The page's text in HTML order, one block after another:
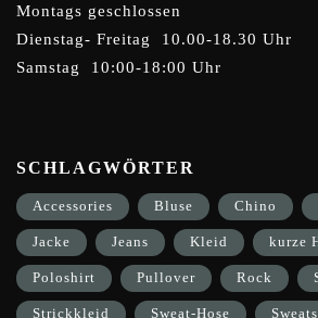
Montags geschlossen
Dienstag- Freitag 10.00-18.30 Uhr
Samstag 10:00-18:00 Uhr
SCHLAGWÖRTER
Accessories Bluse Chino
Jacke Jeans Kleid kurze
Poloshirt Pullover Rock
Strickkleid Sweat-Hose